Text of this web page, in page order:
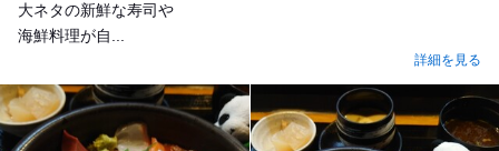
大ネタの新鮮な寿司や
海鮮料理が自...
詳細を見る